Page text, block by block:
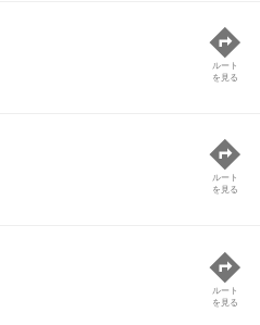
ルート
を見る
ルート
を見る
ルート
を見る